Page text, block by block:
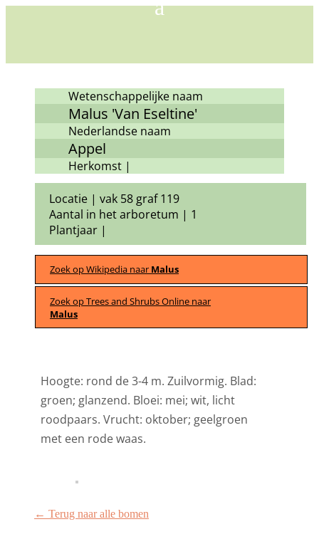
Wetenschappelijke naam
Malus 'Van Eseltine'
Nederlandse naam
Appel
Herkomst |
Locatie | vak 58 graf 119
Aantal in het arboretum | 1
Plantjaar |
Zoek op Wikipedia naar Malus
Zoek op Trees and Shrubs Online naar
Malus
Hoogte: rond de 3-4 m. Zuilvormig. Blad:
groen; glanzend. Bloei: mei; wit, licht
roodpaars. Vrucht: oktober; geelgroen
met een rode waas.
← Terug naar alle bomen